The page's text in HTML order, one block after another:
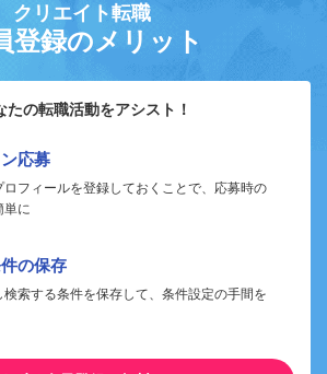
クリエイト転職
登録のメリット
の転職活動をアシスト！
応募
ロフィールを登録しておくことで、応募時の
単に
の保存
検索する条件を保存して、条件設定の手間を